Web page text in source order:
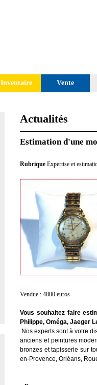
Inventaire Vente
Actualités
Estimation d'une
Rubrique Expertise et
Vendue : 4800 euros
Vous souhaitez faire
Philippe, Oméga, Jaeger
Nos experts sont à votre
anciens et peintures
bronzes et tapisserie sur
en-Provence, Orléans,